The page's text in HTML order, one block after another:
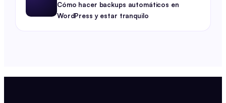
Cómo hacer backups automáticos en
WordPress y estar tranquilo